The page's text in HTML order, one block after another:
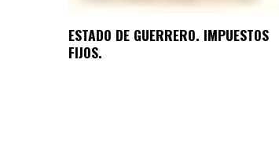
ESTADO DE GUERRERO. IMPUESTOS
FIJOS.